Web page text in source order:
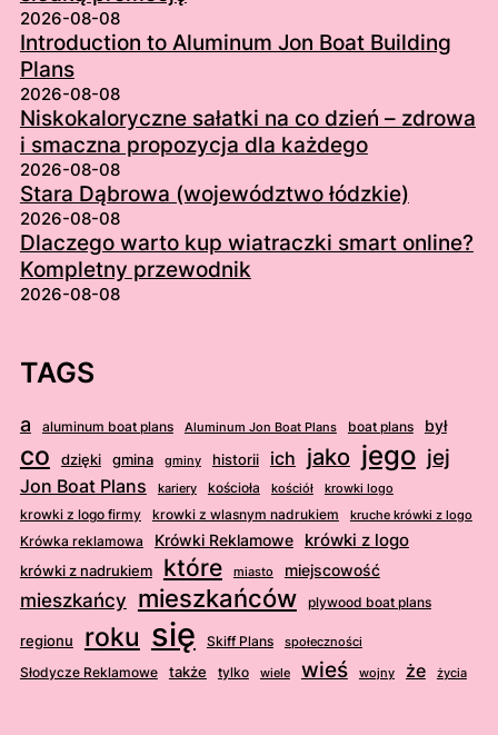
2026-08-08
Introduction to Aluminum Jon Boat Building
Plans
2026-08-08
Niskokaloryczne sałatki na co dzień – zdrowa
i smaczna propozycja dla każdego
2026-08-08
Stara Dąbrowa (województwo łódzkie)
2026-08-08
Dlaczego warto kup wiatraczki smart online?
Kompletny przewodnik
2026-08-08
TAGS
a aluminum boat plans Aluminum Jon Boat Plans boat plans był
co dzięki gmina gminy historii ich jako jego jej
Jon Boat Plans kariery kościoła kościół krowki logo
krowki z logo firmy krowki z wlasnym nadrukiem kruche krówki z logo
Krówka reklamowa Krówki Reklamowe krówki z logo
krówki z nadrukiem które miasto miejscowość
mieszkańcy mieszkańców plywood boat plans
regionu roku się Skiff Plans społeczności
Słodycze Reklamowe także tylko wiele wieś wojny że życia